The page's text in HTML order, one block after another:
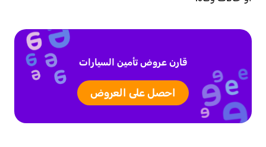
قارن عروض تأمين السيارات
احصل على العروض